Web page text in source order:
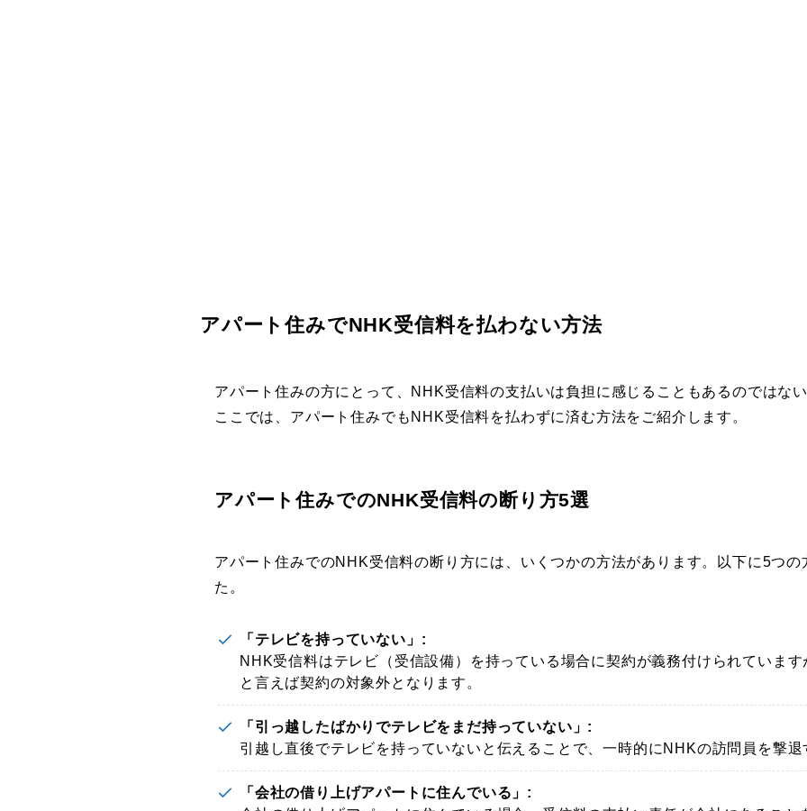
アパート住みでNHK受信料を払わない方法
アパート住みの方にとって、NHK受信料の支払いは負担に感じることもあるのではない
ここでは、アパート住みでもNHK受信料を払わずに済む方法をご紹介します。
アパート住みでのNHK受信料の断り方5選
アパート住みでのNHK受信料の断り方には、いくつかの方法があります。以下に5つの
た。
「テレビを持っていない」:
NHK受信料はテレビ（受信設備）を持っている場合に契約が義務付けられていま
と言えば契約の対象外となります。
「引っ越したばかりでテレビをまだ持っていない」:
引越し直後でテレビを持っていないと伝えることで、一時的にNHKの訪問員を撃退
「会社の借り上げアパートに住んでいる」: